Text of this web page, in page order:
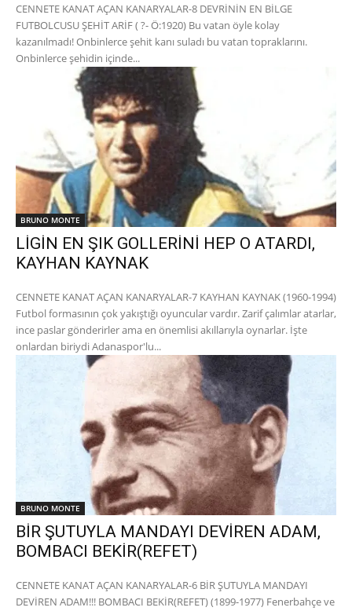
CENNETE KANAT AÇAN KANARYALAR-8 DEVRİNİN EN BİLGE
FUTBOLCUSU ŞEHİT ARİF ( ?- Ö:1920) Bu vatan öyle kolay
kazanılmadı! Onbinlerce şehit kanı suladı bu vatan topraklarını.
Onbinlerce şehidin içinde...
BRUNO MONTE
LİGİN EN ŞIK GOLLERİNİ HEP O ATARDI,
KAYHAN KAYNAK
CENNETE KANAT AÇAN KANARYALAR-7 KAYHAN KAYNAK (1960-1994)
Futbol formasının çok yakıştığı oyuncular vardır. Zarif çalımlar atarlar,
ince paslar gönderirler ama en önemlisi akıllarıyla oynarlar. İşte
onlardan biriydi Adanaspor'lu...
BRUNO MONTE
BİR ŞUTUYLA MANDAYI DEVİREN ADAM,
BOMBACI BEKİR(REFET)
CENNETE KANAT AÇAN KANARYALAR-6 BİR ŞUTUYLA MANDAYI
DEVİREN ADAM!!! BOMBACI BEKİR(REFET) (1899-1977) Fenerbahçe ve